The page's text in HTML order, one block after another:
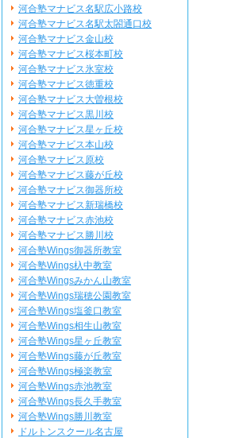
河合塾マナビス名駅広小路校
河合塾マナビス名駅太閤通口校
河合塾マナビス金山校
河合塾マナビス桜本町校
河合塾マナビス氷室校
河合塾マナビス徳重校
河合塾マナビス大曽根校
河合塾マナビス黒川校
河合塾マナビス星ヶ丘校
河合塾マナビス本山校
河合塾マナビス原校
河合塾マナビス藤が丘校
河合塾マナビス御器所校
河合塾マナビス新瑞橋校
河合塾マナビス赤池校
河合塾マナビス勝川校
河合塾Wings御器所教室
河合塾Wings杁中教室
河合塾Wingsみかん山教室
河合塾Wings瑞穂公園教室
河合塾Wings塩釜口教室
河合塾Wings相生山教室
河合塾Wings星ヶ丘教室
河合塾Wings藤が丘教室
河合塾Wings極楽教室
河合塾Wings赤池教室
河合塾Wings長久手教室
河合塾Wings勝川教室
ドルトンスクール名古屋